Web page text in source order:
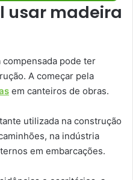
usar madeira
compensada pode ter
A começar pela
em canteiros de obras.
utilizada na construção
na indústria
em embarcações.